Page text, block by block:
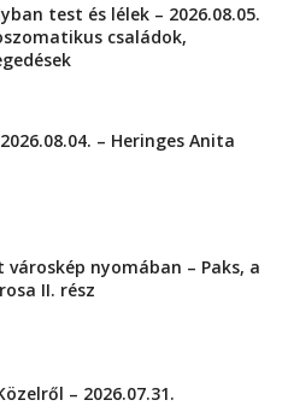
test és lélek – 2026.08.05.
családok,
– Heringes Anita
városkép nyomában – Paks, a
II. rész
– 2026.07.31.